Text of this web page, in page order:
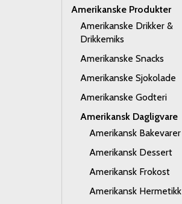
Amerikanske Produkter
Amerikanske Drikker &
Drikkemiks
Amerikanske Snacks
Amerikanske Sjokolade
Amerikanske Godteri
Amerikansk Dagligvare
Amerikansk Bakevarer
Amerikansk Dessert
Amerikansk Frokost
Amerikansk Hermetikk